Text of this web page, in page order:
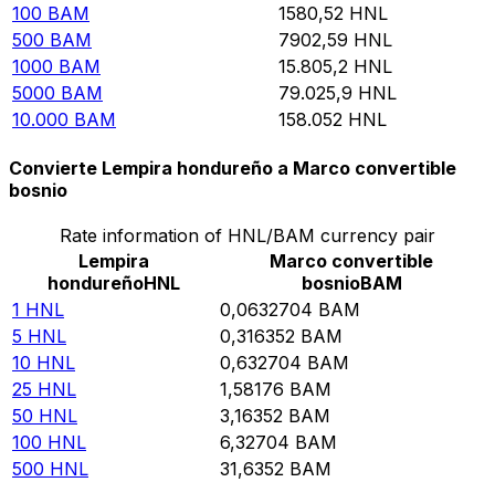
100 BAM 1580,52 HNL
500 BAM 7902,59 HNL
1000 BAM 15.805,2 HNL
5000 BAM 79.025,9 HNL
10.000 BAM 158.052 HNL
Convierte Lempira hondureño a Marco convertible
bosnio
Rate information of HNL/BAM currency pair
Lempira
hondureñoHNL
Marco convertible
bosnioBAM
1 HNL 0,0632704 BAM
5 HNL 0,316352 BAM
10 HNL 0,632704 BAM
25 HNL 1,58176 BAM
50 HNL 3,16352 BAM
100 HNL 6,32704 BAM
500 HNL 31,6352 BAM